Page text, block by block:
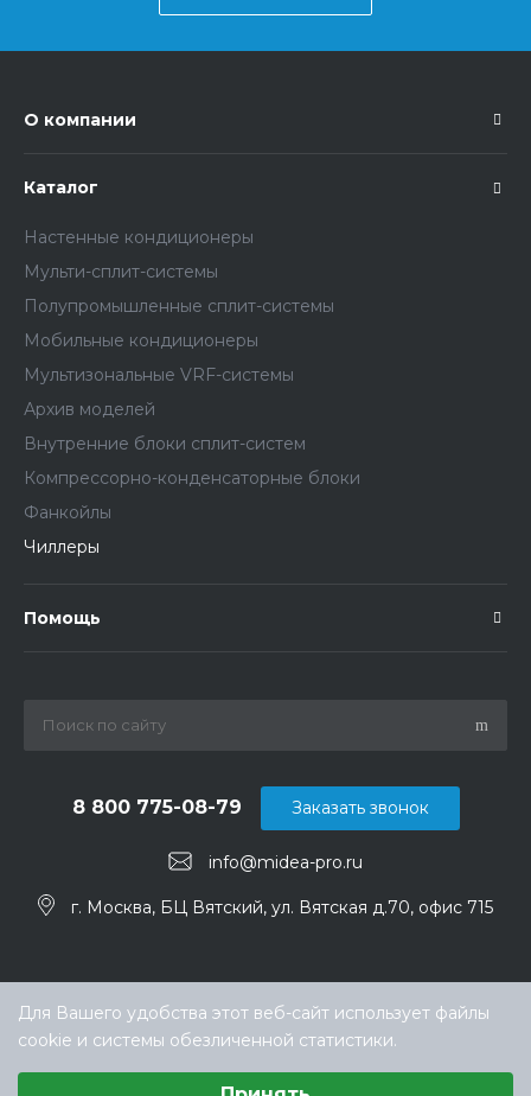
О компании
Каталог
Настенные кондиционеры
Мульти-сплит-системы
Полупромышленные сплит-системы
Мобильные кондиционеры
Мультизональные VRF-системы
Архив моделей
Внутренние блоки сплит-систем
Компрессорно-конденсаторные блоки
Фанкойлы
Чиллеры
Помощь
info@midea-pro.ru
8 800 775-08-79
г. Москва, БЦ Вятский, ул. Вятская д.70, офис 715
Заказать звонок
Для Вашего удобства этот веб-сайт использует файлы
cookie и системы обезличенной статистики.